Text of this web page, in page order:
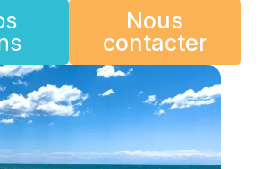
Nous
contacter